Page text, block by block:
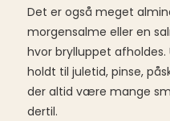
Det er også meget
morgensalme eller en
hvor brylluppet
holdt til juletid, pinse,
der altid være mange
dertil.